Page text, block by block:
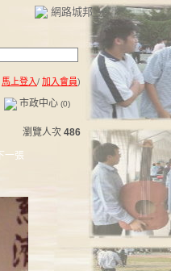
網路城邦
馬上登入/ 加入會員)
市政中心 (0)
瀏覽人次 486